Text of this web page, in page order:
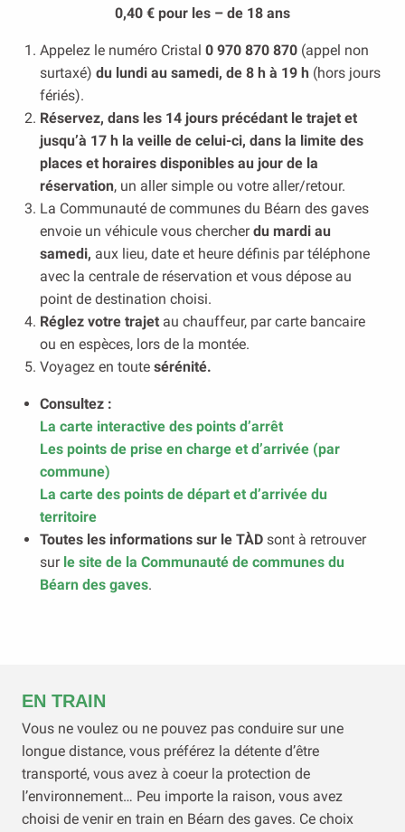
0,40 € pour les – de 18 ans
Appelez le numéro Cristal 0 970 870 870 (appel non
surtaxé) du lundi au samedi, de 8 h à 19 h (hors jours
fériés).
Réservez, dans les 14 jours précédant le trajet et
jusqu’à 17 h la veille de celui-ci, dans la limite des
places et horaires disponibles au jour de la
réservation, un aller simple ou votre aller/retour.
La Communauté de communes du Béarn des gaves
envoie un véhicule vous chercherdu mardi au
samedi, aux lieu, date et heure définis par téléphone
avec la centrale de réservation et vous dépose au
point de destination choisi.
Réglez votre trajet au chauffeur, par carte bancaire
ou en espèces, lors de la montée.
Voyagez en toute sérénité.
Consultez :
La carte interactive des points d’arrêt
Les points de prise en charge et d’arrivée (par
commune)
La carte des points de départ et d’arrivée du
territoire
Toutes les informations sur le TÀD sont à retrouver
sur le site de la Communauté de communes du
Béarn des gaves.
EN TRAIN
Vous ne voulez ou ne pouvez pas conduire sur une
longue distance, vous préférez la détente d’être
transporté, vous avez à coeur la protection de
l’environnement… Peu importe la raison, vous avez
choisi de venir en train en Béarn des gaves. Ce choix